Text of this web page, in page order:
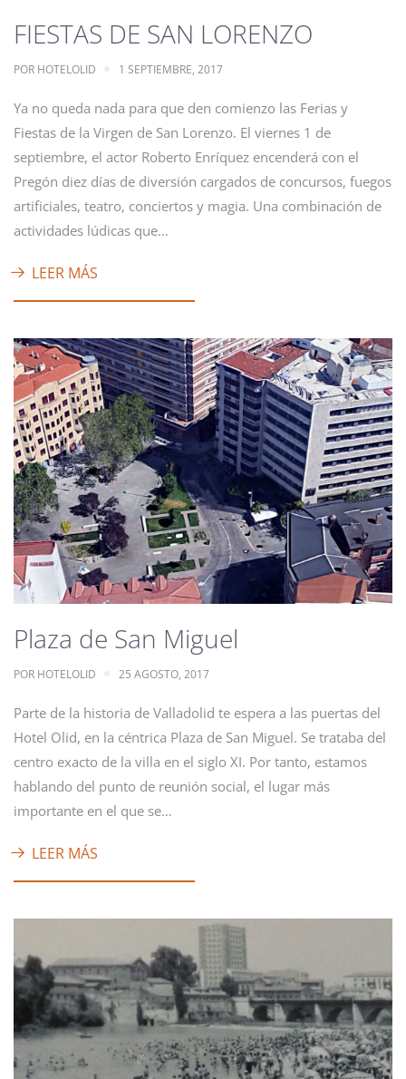
FIESTAS DE SAN LORENZO
POR HOTELOLID 1 SEPTIEMBRE, 2017
Ya no queda nada para que den comienzo las Ferias y
Fiestas de la Virgen de San Lorenzo. El viernes 1 de
septiembre, el actor Roberto Enríquez encenderá con el
Pregón diez días de diversión cargados de concursos, fuegos
artificiales, teatro, conciertos y magia. Una combinación de
actividades lúdicas que…
LEER MÁS
Plaza de San Miguel
POR HOTELOLID 25 AGOSTO, 2017
Parte de la historia de Valladolid te espera a las puertas del
Hotel Olid, en la céntrica Plaza de San Miguel. Se trataba del
centro exacto de la villa en el siglo XI. Por tanto, estamos
hablando del punto de reunión social, el lugar más
importante en el que se…
LEER MÁS